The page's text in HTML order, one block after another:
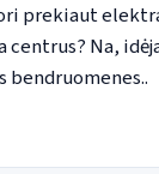
prekiaut
Na,
bendruomenes..